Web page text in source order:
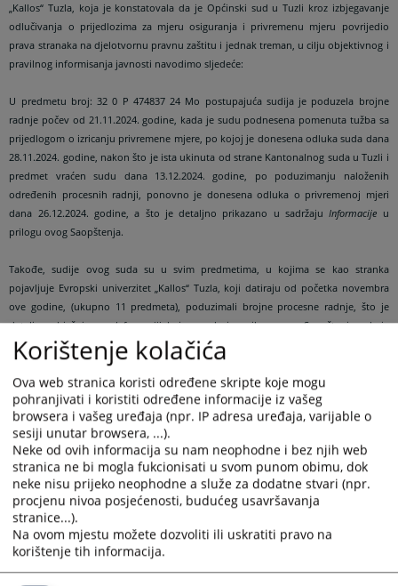
„Kallos“ Tuzla, koja je konstatovala da je Općinski sud u Tuzli kroz izbjegavanje
odlučivanja o prijedlozima za mjeru osiguranja i privremenu mjeru povrijedio
prava stranaka na djelotvornu pravnu zaštitu i jednak treman, u cilju objektivnog i
pravilnog informisanja javnosti navodimo sljedeće:
U predmetu broj: 32 0 P 474837 24 Mo postupajuća sudija je poduzela brojne
radnje počev od 21.11.2024. godine, kada je sudu podnesena pomenuta tužba sa
prijedlogom o izricanju privremene mjere, po kojoj je donesena odluka suda dana
28.11.2024. godine, nakon što je ista ukinuta od strane Kantonalnog suda u Tuzli i
predmet vraćen sudu dana 13.12.2024. godine, po poduzimanju naloženih
određenih procesnih radnji, ponovno je donesena odluka o privremenoj mjeri
dana 26.12.2024. godine, a što je detaljno prikazano u sadržajuInformacije u
prilogu ovog Saopštenja.
Takođe, sudije ovog suda su u svim predmetima, u kojima se kao stranka
pojavljuje Evropski univerzitet „Kallos“ Tuzla, koji datiraju od početka novembra
ove godine, (ukupno 11 predmeta), poduzimali brojne procesne radnje, što je
detaljno objašnjeno uInformaciji, koja se nalazi u prilogu ovog Saopštenja, a koja
je dostavljena Gradskom vijeću Grada Tuzla.
Stoga, navodi u naprijed pomenutom saopštenju o izbjegavanju pomenute sudije,
da skoro dva mjeseca odluči o zahtjevu za izricanje privremene mjere, su suprotni
naprijed iznesenim činjeničnim navodima. Osim toga, Ured disciplinskog tužitelja
Visokog sudskog i tužilačkog vijeća Bosne i Hercegovine je isključivo nadležan da
utvrđuje tačnost iznesenih navoda o povredi odredbi o hitnom postupanju u
spornom predmetu.
Napominjemo da netačnim izvještavanjem javnosti o predmetnom postupku vrši
se neprimjeren utjecaj na nezavisnost rada Suda, pri čemu se javnost dezinformiše
i navodi na pogrešne zaključke, na koji način se podriva povjerenje javnosti u
Korištenje kolačića
Ova web stranica koristi određene skripte koje mogu
pohranjivati i koristiti određene informacije iz vašeg
browsera i vašeg uređaja (npr. IP adresa uređaja, varijable o
sesiji unutar browsera, ...).
Neke od ovih informacija su nam neophodne i bez njih web
stranica ne bi mogla fukcionisati u svom punom obimu, dok
neke nisu prijeko neophodne a služe za dodatne stvari (npr.
procjenu nivoa posjećenosti, budućeg usavršavanja
stranice...).
Na ovom mjestu možete dozvoliti ili uskratiti pravo na
korištenje tih informacija.